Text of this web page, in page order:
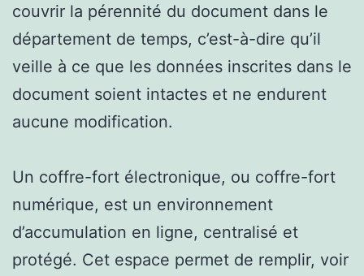
couvrir la pérennité du document dans le
département de temps, c’est-à-dire qu’il
veille à ce que les données inscrites dans le
document soient intactes et ne endurent
aucune modification.
Un coffre-fort électronique, ou coffre-fort
numérique, est un environnement
d’accumulation en ligne, centralisé et
protégé. Cet espace permet de remplir, voir